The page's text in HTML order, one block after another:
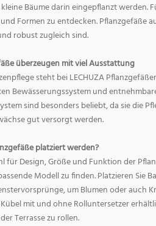
Bäume darin eingepflanzt werden.
Formen zu entdecken. Pflanzgefäße
robust zugleich sind.
überzeugen mit viel Ausstattung
steht bei LECHUZA
Bewässerungssystem und
sind besonders beliebt, da sie die
gut versorgt werden.
platziert werden?
für Design, Größe und Funktion der
Modell zu finden. Platzieren Sie
um Blumen oder auch
mit und ohne Rolluntersetzer
Terrasse zu rollen.